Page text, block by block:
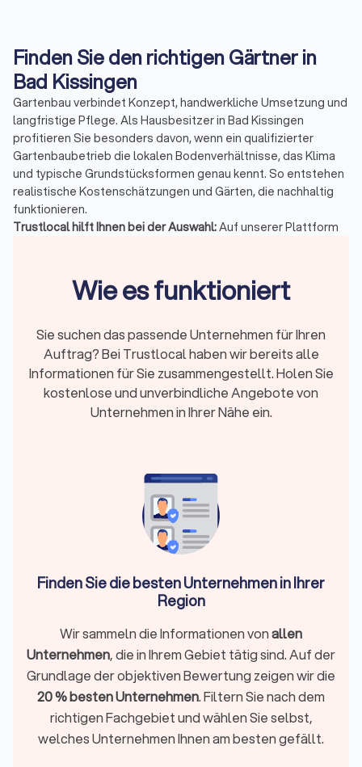
Finden Sie den richtigen Gärtner in
Bad Kissingen
Gartenbau verbindet Konzept, handwerkliche Umsetzung und
langfristige Pflege. Als Hausbesitzer in Bad Kissingen
profitieren Sie besonders davon, wenn ein qualifizierter
Gartenbaubetrieb die lokalen Bodenverhältnisse, das Klima
und typische Grundstücksformen genau kennt. So entstehen
realistische Kostenschätzungen und Gärten, die nachhaltig
funktionieren.
Trustlocal hilft Ihnen bei der Auswahl:Auf unserer Plattform
, basierend auf 1,300 echten Bewertungen
. Die Profile
zeigen Leistungen, Spezialisierungen, Projekte und
vergleichen verlässliche Anbieter, sehen echte Projekte und
vermeiden unsichere Pauschalangebote.
Das Wichtigste in Kürze
Materialien wichtig werden, benötigen Sie GaLaBau-
Kosten grob einschätzen: Gartenbauer arbeiten meist
mit Stundensätzen von 40 € bis 70 € (höher bei
Spezialarbeiten) und m²-Richtwerten für Leistungen wie
verhindert Fehlkosten und sorgt für ein stimmiges
Planung → Angebot → Ausführung → Pflege:
strukturierter Projektablauf schützt vor Baufehlern,
Fehleinschätzungen und späteren Mehrkosten.
Verlässliche Anbieter finden:Auf Trustlocal sehen Sie
verifizierte Garten- und Landschaftsbauer in Bad
Kissingen, inklusive Trustlocal-Score, echten
Bewertungen, Projektreferenzen, Spezialisierungen und
Einsatzgebiet.
Wie es funktioniert
Sie suchen das passende Unternehmen für Ihren
Auftrag? Bei Trustlocal haben wir bereits alle
Informationen für Sie zusammengestellt. Holen Sie
kostenlose und unverbindliche Angebote von
Unternehmen in Ihrer Nähe ein.
Finden Sie die besten Unternehmen in Ihrer
Region
Wir sammeln die Informationen vonallen
Unternehmen, die in Ihrem Gebiet tätig sind. Auf der
Grundlage der objektiven Bewertung zeigen wir die
20 % besten Unternehmen. Filtern Sie nach dem
richtigen Fachgebiet und wählen Sie selbst,
welches Unternehmen Ihnen am besten gefällt.